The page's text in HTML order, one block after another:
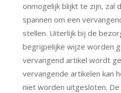
onmogelijk blijkt te zijn, zal
spannen om een
stellen. Uiterlijk bij de
begrijpelijke wijze worden
vervangend artikel wordt
vervangende artikelen kan
niet worden uitgesloten.